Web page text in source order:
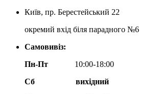
Київ, пр. Берестейський 22
окремий вхід біля парадного №6
Самовивіз:
Пн-Пт
10:00-18:00
Сб
вихідний